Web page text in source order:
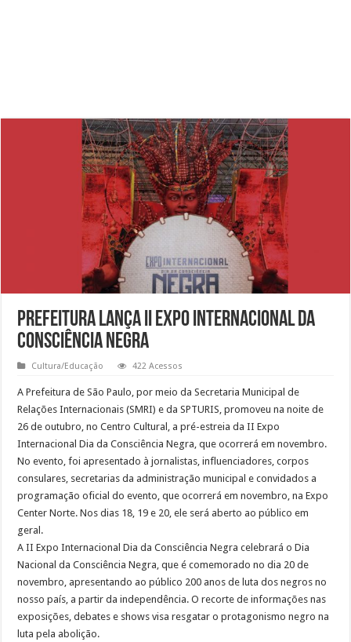
Prefeitura lança II Expo Internacional da
Consciência Negra
Cultura/Educação 422 Acessos
A Prefeitura de São Paulo, por meio da Secretaria Municipal de
Relações Internacionais (SMRI) e da SPTURIS, promoveu na noite de
26 de outubro, no Centro Cultural, a pré-estreia da II Expo
Internacional Dia da Consciência Negra, que ocorrerá em novembro.
No evento, foi apresentado à jornalistas, influenciadores, corpos
consulares, secretarias da administração municipal e convidados a
programação oficial do evento, que ocorrerá em novembro, na Expo
Center Norte. Nos dias 18, 19 e 20, ele será aberto ao público em
geral.
A II Expo Internacional Dia da Consciência Negra celebrará o Dia
Nacional da Consciência Negra, que é comemorado no dia 20 de
novembro, apresentando ao público 200 anos de luta dos negros no
nosso país, a partir da independência. O recorte de informações nas
exposições, debates e shows visa resgatar o protagonismo negro na
luta pela abolição.